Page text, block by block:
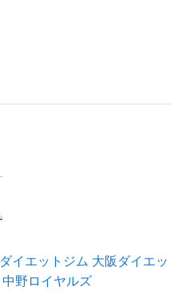
イエットジム 大阪ダイエッ
中野ロイヤルズ